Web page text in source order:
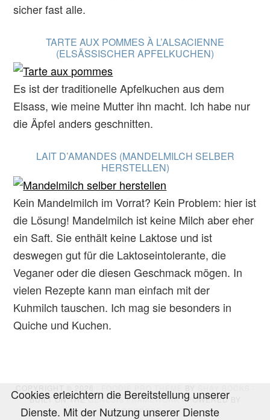
sicher fast alle.
TARTE AUX POMMES À L’ALSACIENNE
(ELSÄSSISCHER APFELKUCHEN)
Es ist der traditionelle Apfelkuchen aus dem
Elsass, wie meine Mutter ihn macht. Ich habe nur
die Äpfel anders geschnitten.
LAIT D’AMANDES (MANDELMILCH SELBER
HERSTELLEN)
Kein Mandelmilch im Vorrat? Kein Problem: hier ist
die Lösung! Mandelmilch ist keine Milch aber eher
ein Saft. Sie enthält keine Laktose und ist
deswegen gut für die Laktoseintolerante, die
Veganer oder die diesen Geschmack mögen. In
vielen Rezepte kann man einfach mit der
Kuhmilch tauschen. Ich mag sie besonders in
Quiche und Kuchen.
BUILT ON THEGENESIS FRAMEWORK· POWERED BY
WORDPRESS
Cookies erleichtern die Bereitstellung unserer
Dienste. Mit der Nutzung unserer Dienste